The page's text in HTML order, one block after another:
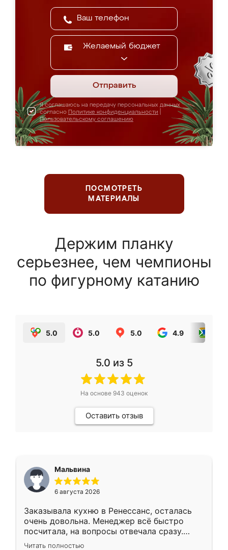
Желаемый бюджет
Отправить
Я соглашаюсь на передачу персональных данных
согласно Политике конфиденциальности
Пользовательскому соглашению
ПОСМОТРЕТЬ
МАТЕРИАЛЫ
Держим планку
серьезнее, чем чемпионы
по фигурному катанию
5.0 5.0 5.0 4.9
5.0 из 5
На основе 943 оценок
Оставить отзыв
Мальвина
6 августа 2026
Заказывала кухню в Ренессанс, осталась
очень довольна. Менеджер всё быстро
посчитала, на вопросы отвечала сразу.
Замерщик приехал в субботу, подошёл к
Читать полностью